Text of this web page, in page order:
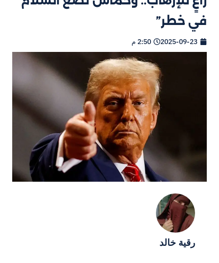
في خطر”
2025-09-23 2:50 م
رقية خالد